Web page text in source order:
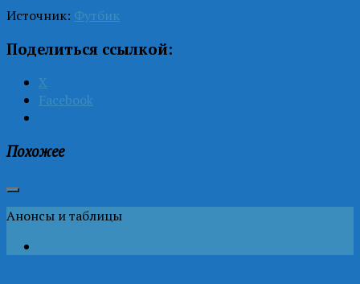
Источник: Футбик
Поделиться ссылкой:
X
Facebook
Похожее
Анонсы и таблицы